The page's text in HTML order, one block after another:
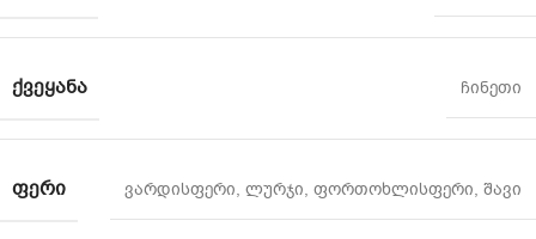
ᲥᲕᲔᲧᲐᲜᲐ ჩინეთი
ᲤᲔᲠᲘ ვარდისფერი, ლურჯი, ფორთოხლისფერი, შავი